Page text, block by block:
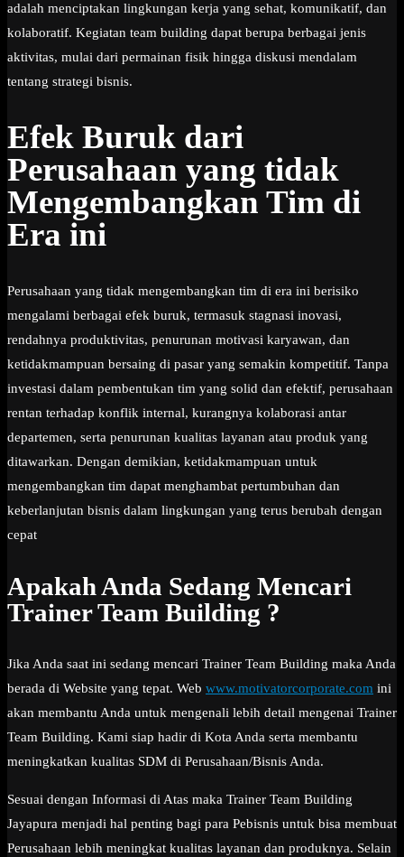
adalah menciptakan lingkungan kerja yang sehat, komunikatif, dan
kolaboratif. Kegiatan team building dapat berupa berbagai jenis
aktivitas, mulai dari permainan fisik hingga diskusi mendalam
tentang strategi bisnis.
Efek Buruk dari
Perusahaan yang tidak
Mengembangkan Tim di
Era ini
Perusahaan yang tidak mengembangkan tim di era ini berisiko
mengalami berbagai efek buruk, termasuk stagnasi inovasi,
rendahnya produktivitas, penurunan motivasi karyawan, dan
ketidakmampuan bersaing di pasar yang semakin kompetitif. Tanpa
investasi dalam pembentukan tim yang solid dan efektif, perusahaan
rentan terhadap konflik internal, kurangnya kolaborasi antar
departemen, serta penurunan kualitas layanan atau produk yang
ditawarkan. Dengan demikian, ketidakmampuan untuk
mengembangkan tim dapat menghambat pertumbuhan dan
keberlanjutan bisnis dalam lingkungan yang terus berubah dengan
cepat
Apakah Anda Sedang Mencari
Trainer Team Building ?
Jika Anda saat ini sedang mencari Trainer Team Building maka Anda
berada di Website yang tepat. Web www.motivatorcorporate.com ini
akan membantu Anda untuk mengenali lebih detail mengenai Trainer
Team Building. Kami siap hadir di Kota Anda serta membantu
meningkatkan kualitas SDM di Perusahaan/Bisnis Anda.
Sesuai dengan Informasi di Atas maka Trainer Team Building
Jayapura menjadi hal penting bagi para Pebisnis untuk bisa membuat
Perusahaan lebih meningkat kualitas layanan dan produknya. Selain